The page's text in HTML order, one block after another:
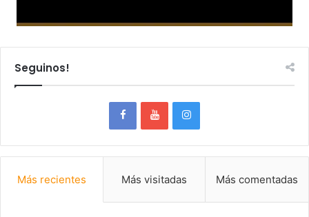
Seguinos!
Más recientes Más visitadas Más comentadas